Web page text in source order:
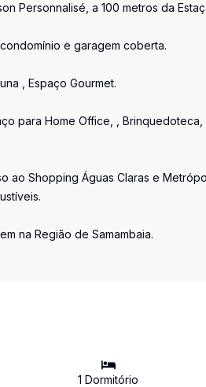
Personnalisé, a 100 metros da
e garagem coberta.
, Espaço Gourmet.
para Home Office, ,
ao Shopping Águas Claras e
na Região de Samambaia.
1 Dormitório